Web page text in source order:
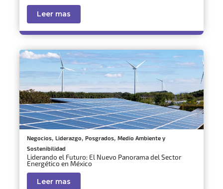
Leer mas
Negocios, Liderazgo, Posgrados, Medio Ambiente y
Sostenibilidad
Liderando el Futuro: El Nuevo Panorama del Sector
Energético en México
Leer mas